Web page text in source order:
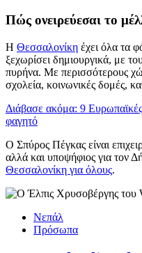
Πώς ονειρεύεσαι το
Η Θεσσαλονίκη έχει όλα τα
ξεχωρίσει δημιουργικά, με
πυρήνα. Με περισσότερους
σχολεία, κοινωνικές δομές,
Διάβασε ακόμα: 9 Ευρωπαϊκές
φαγητό
Ο Σπύρος Πέγκας είναι
αλλά και υποψήφιος για τον
Θεσσαλονίκη για όλους.
Νεπάλ
Πρόσωπα